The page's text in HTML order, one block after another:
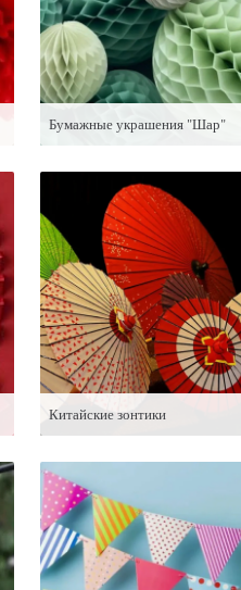
Бумажные украшения "Шар"
Китайские зонтики